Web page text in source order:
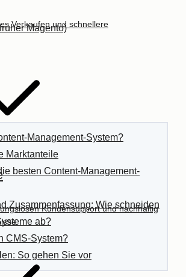
Verkaufen und schnellere
Kundensupport und nachhaltig
Magento)
Management-System?
Marktanteile
besten Content-Management-
Zusammenfassung: Wie schneiden
ab?
CMS-System?
So gehen Sie vor